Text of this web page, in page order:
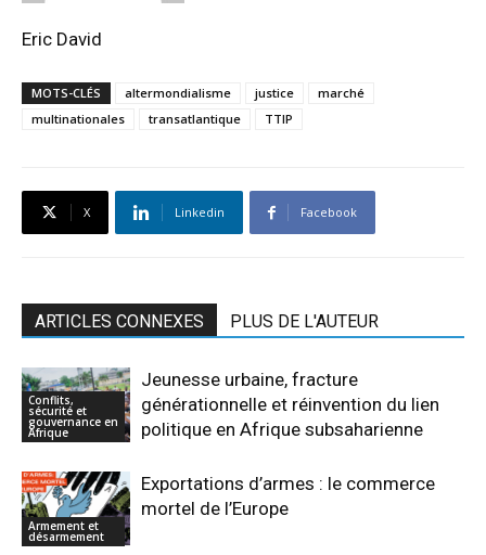
Eric David
MOTS-CLÉS altermondialisme justice
marché
multinationales
transatlantique TTIP
X Linkedin Facebook
ARTICLES CONNEXES PLUS DE L'AUTEUR
Conflits,
sécurité et
gouvernance en
Afrique
Jeunesse urbaine, fracture
générationnelle et réinvention du lien
politique en Afrique subsaharienne
Armement et
désarmement
Exportations d’armes : le commerce
mortel de l’Europe